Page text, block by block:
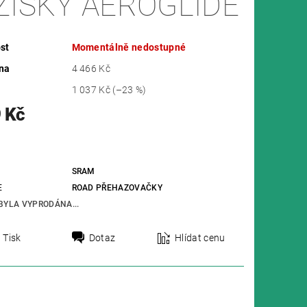
Momentálně nedostupné
4 466 Kč
1 037 Kč (–23 %)
Kč
SRAM
ROAD PŘEHAZOVAČKY
VYPRODÁNA...
Tisk Dotaz Hlídat cenu